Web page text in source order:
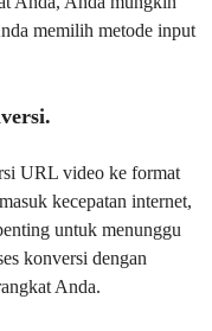
memilih metode input
URL video ke format
kecepatan internet,
untuk menunggu
konversi dengan
Anda.